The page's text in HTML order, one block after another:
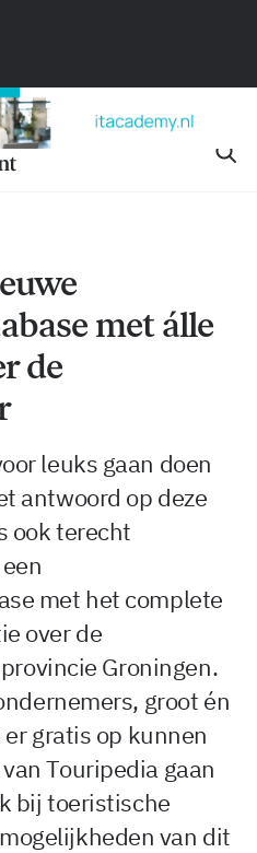
met álle
de
leuks gaan doen
antwoord op deze
ook terecht
met het complete
over de
Groningen.
groot én
gratis op kunnen
Touripedia gaan
bij toeristische
van dit